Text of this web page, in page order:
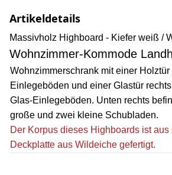
Artikeldetails
Massivholz Highboard - Kiefer weiß /
Wohnzimmer-Kommode
Wohnzimmerschrank mit einer
Einlegeböden und einer Glastür
Glas-Einlegeböden. Unten rechts
große und zwei kleine Schubladen.
Der Korpus dieses Highboards ist
Deckplatte aus Wildeiche gefertigt.